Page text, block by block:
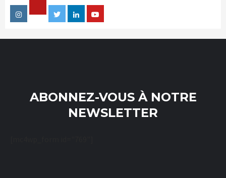
Instagram
Facebook
TwitterLinkedin
ABONNEZ-VOUS À NOTRE
NEWSLETTER